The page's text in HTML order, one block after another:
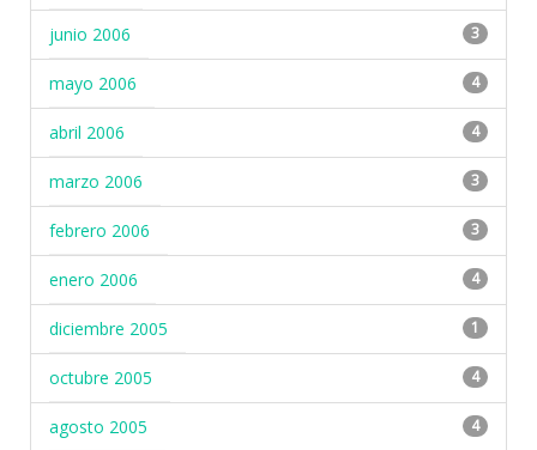
junio 2006 3
mayo 2006 4
abril 2006 4
marzo 2006 3
febrero 2006 3
enero 2006 4
diciembre 2005 1
octubre 2005 4
agosto 2005 4